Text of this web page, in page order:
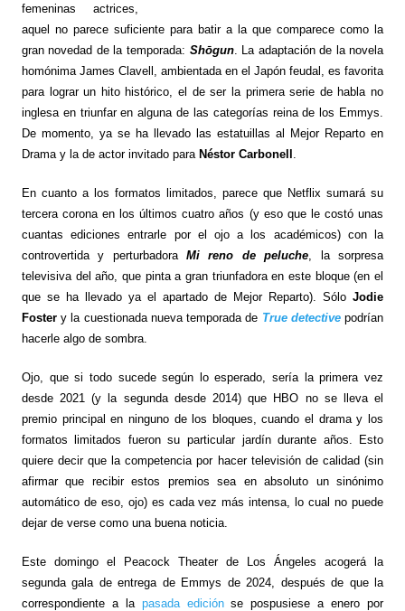
femeninas actrices,
aquel no parece suficiente para batir a la que comparece como la
gran novedad de la temporada: Shōgun. La adaptación de la novela
homónima James Clavell, ambientada en el Japón feudal, es favorita
para lograr un hito histórico, el de ser la primera serie de habla no
inglesa en triunfar en alguna de las categorías reina de los Emmys.
De momento, ya se ha llevado las estatuillas al Mejor Reparto en
Drama y la de actor invitado para Néstor Carbonell
En cuanto a los formatos limitados, parece que Netflix sumará su
tercera corona en los últimos cuatro años (y eso que le costó unas
cuantas ediciones entrarle por el ojo a los académicos) con la
controvertida y perturbadoraMi reno de peluche , la sorpresa
televisiva del año, que pinta a gran triunfadora en este bloque (en el
que se ha llevado ya el apartado de Mejor Reparto). SóloJodie
Fostery la cuestionada nueva temporada de True detectivepodrían
hacerle algo de sombra.
Ojo, que si todo sucede según lo esperado, sería la primera vez
desde 2021 (y la segunda desde 2014) que HBO no se lleva el
premio principal en ninguno de los bloques, cuando el drama y los
formatos limitados fueron su particular jardín durante años. Esto
quiere decir que la competencia por hacer televisión de calidad (sin
afirmar que recibir estos premios sea en absoluto un sinónimo
automático de eso, ojo) es cada vez más intensa, lo cual no puede
dejar de verse como una buena noticia.
Este domingo el Peacock Theater de Los Ángeles acogerá la
segunda gala de entrega de Emmys de 2024, después de que la
correspondiente a la pasada ediciónse pospusiese a enero por